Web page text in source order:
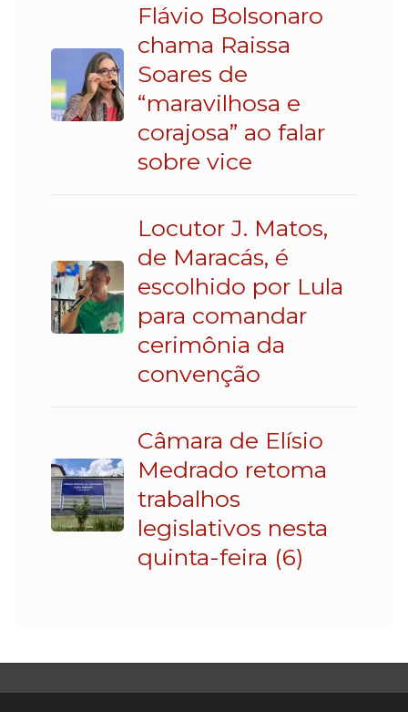
Flávio Bolsonaro
chama Raissa
Soares de
“maravilhosa e
corajosa” ao falar
sobre vice
Locutor J. Matos,
de Maracás, é
escolhido por Lula
para comandar
cerimônia da
convenção
Câmara de Elísio
Medrado retoma
trabalhos
legislativos nesta
quinta-feira (6)